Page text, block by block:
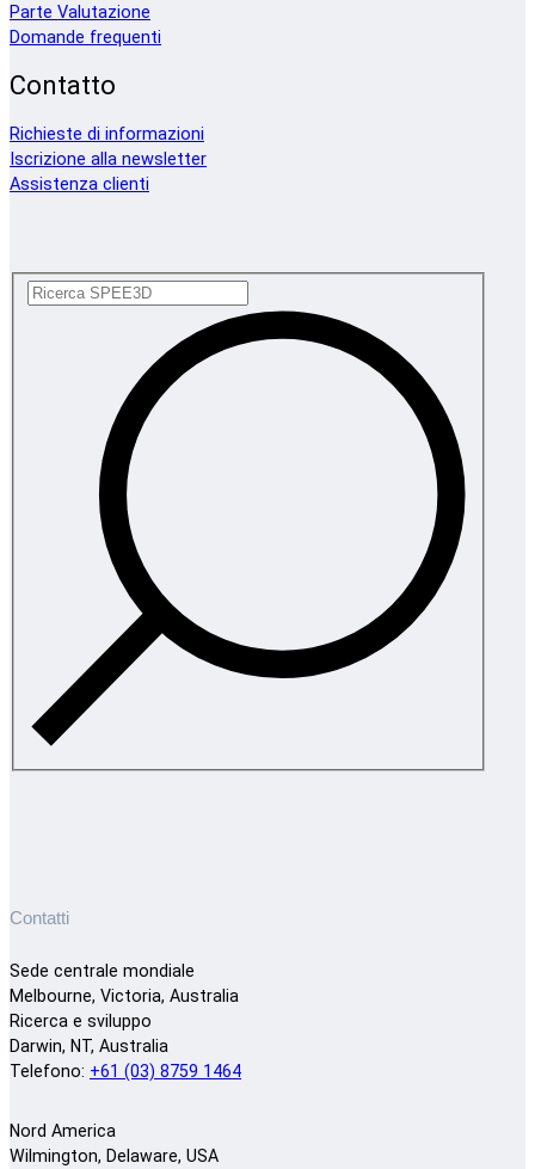
Parte Valutazione
Domande frequenti
Contatto
Richieste di informazioni
Iscrizione alla newsletter
Assistenza clienti
Contatti
Sede centrale mondiale
Melbourne, Victoria, Australia
Ricerca e sviluppo
Darwin, NT, Australia
Telefono: +61 (03) 8759 1464
Nord America
Wilmington, Delaware, USA